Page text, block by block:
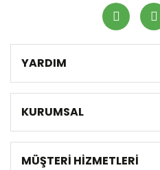
YARDIM
KURUMSAL
MÜŞTERİ HİZMETLERİ